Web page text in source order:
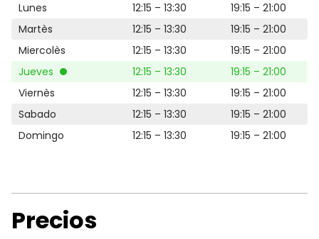
Lunes 12:15 – 13:30
19:15 – 21:00
Martès
12:15 – 13:30
19:15 – 21:00
Miercolès
12:15 – 13:30
19:15 – 21:00
Jueves
12:15 – 13:30
19:15 – 21:00
Viernès
12:15 – 13:30
19:15 – 21:00
Sabado
12:15 – 13:30
19:15 – 21:00
Domingo
12:15 – 13:30 19:15 – 21:00
Precios